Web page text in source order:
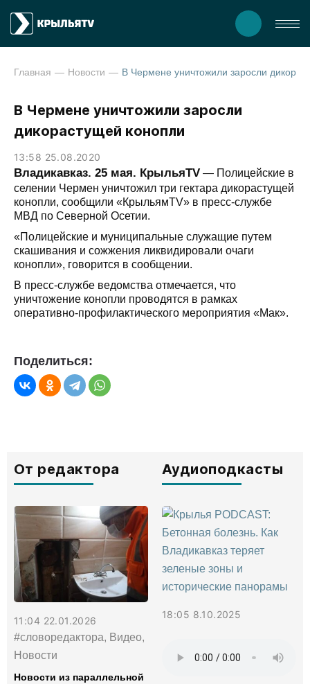
Главная Новости
В Чермене уничтожили заросли
дикорастущей конопли
13:58 25.08.2020
Владикавказ. 25 мая. КрыльяТV — Полицейские в
селении Чермен уничтожил три гектара дикорастущей
конопли, сообщили «КрыльямТV» в пресс-службе
МВД по Северной Осетии.
«Полицейские и муниципальные служащие путем
скашивания и сожжения ликвидировали очаги
конопли», говорится в сообщении.
В пресс-службе ведомства отмечается, что
уничтожение конопли проводятся в рамках
оперативно-профилактического мероприятия «Мак».
Поделиться:
От редактора
11:04 22.01.2026
#словоредактора, Видео,
Новости
Новости из параллельной
Аудиоподкасты
18:05 8.10.2025